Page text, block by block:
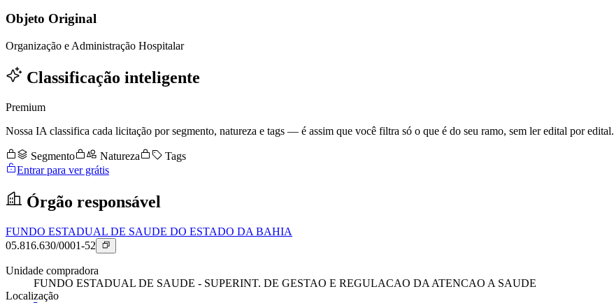
Objeto Original
Organização e Administração Hospitalar
Classificação inteligente
Premium
Nossa IA classifica cada licitação por segmento, natureza e tags — é assim que você filtra só o que é do seu ramo, sem ler edital por edital.
Segmento Natureza
Tags
Entrar para ver grátis
Órgão responsável
FUNDO ESTADUAL DE SAUDE DO ESTADO DA BAHIA
05.816.630/0001-52
Unidade compradora
FUNDO ESTADUAL DE SAUDE - SUPERINT. DE GESTAO E REGULACAO DA ATENCAO A SAUDE
Localização